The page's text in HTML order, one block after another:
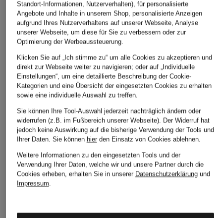
Standort-Informationen, Nutzerverhalten), für personalisierte
Angebote und Inhalte in unserem Shop, personalisierte Anzeigen
aufgrund Ihres Nutzerverhaltens auf unserer Webseite, Analyse
unserer Webseite, um diese für Sie zu verbessern oder zur
Optimierung der Werbeaussteuerung.
Klicken Sie auf „Ich stimme zu“ um alle Cookies zu akzeptieren und
direkt zur Webseite weiter zu navigieren; oder auf „Individuelle
Einstellungen“, um eine detaillierte Beschreibung der Cookie-
Kategorien und eine Übersicht der eingesetzten Cookies zu erhalten
sowie eine individuelle Auswahl zu treffen.
Sie können Ihre Tool-Auswahl jederzeit nachträglich ändern oder
widerrufen (z.B. im Fußbereich unserer Webseite). Der Widerruf hat
jedoch keine Auswirkung auf die bisherige Verwendung der Tools und
Ihrer Daten. Sie können hierden Einsatz von Cookies ablehnen.
Weitere Informationen zu den eingesetzten Tools und der
Verwendung Ihrer Daten, welche wir und unsere Partner durch die
Cookies erheben, erhalten Sie in unserer Datenschutzerklärungund
Impressum.